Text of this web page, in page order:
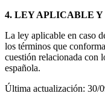
4. LEY APLICABLE
La ley aplicable en caso
los términos que
cuestión relacionada con
española.
Última actualización: 30/